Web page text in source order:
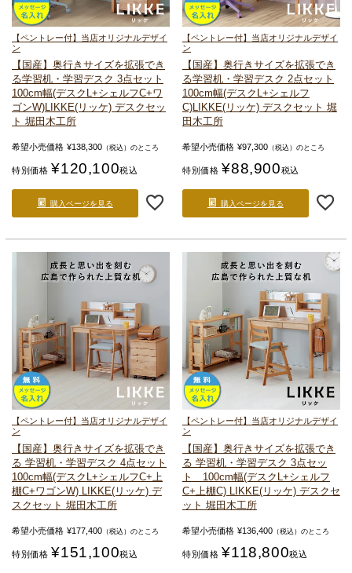
【ペントレー付】当店オリジナルデザイ
ン
【国産】奥行きサイズを拡張でき
る学習机・学習デスク 3点セット
100cm幅(デスクL+シェルフC+ワ
ゴンW)LIKKE(リッケ) デスクセッ
ト 堀田木工所
希望小売価格 ¥138,300 （税込）のところ
特別価格 ¥120,100税込
購入ページを見る
【ペントレー付】当店オリジナルデザイ
ン
【国産】奥行きサイズを拡張でき
る学習机・学習デスク 2点セット
100cm幅(デスクL+シェルフ
C)LIKKE(リッケ) デスクセット 堀
田木工所
希望小売価格 ¥97,300 （税込）のところ
特別価格 ¥88,900税込
購入ページを見る
【ペントレー付】当店オリジナルデザイ
ン
【国産】奥行きサイズを拡張でき
る 学習机・学習デスク 4点セット
100cm幅(デスクL+シェルフC+上
棚C+ワゴンW) LIKKE(リッケ) デ
スクセット 堀田木工所
希望小売価格 ¥177,400 （税込）のところ
特別価格 ¥151,100税込
【ペントレー付】当店オリジナルデザイ
ン
【国産】奥行きサイズを拡張でき
る 学習机・学習デスク 3点セッ
ト 100cm幅(デスクL+シェルフ
C+上棚C) LIKKE(リッケ) デスクセ
ット 堀田木工所
希望小売価格 ¥136,400 （税込）のところ
特別価格 ¥118,800税込